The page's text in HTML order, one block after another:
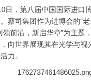
，第八届中国国际进口
蔡司集团作为进博会的“
领前沿，新启华章”为主题
向世界展现其在光学与视
力。